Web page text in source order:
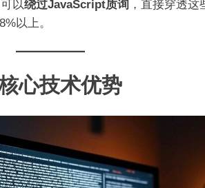
以绕过JavaScript质询 ，直接穿透这
以上。
心技术优势